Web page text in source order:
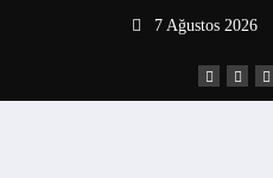
7 Ağustos 2026